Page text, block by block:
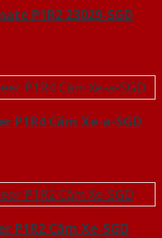
P1R2 23029-SGD
P1R4 Căm Xe-a-SGD
P1R2 Căm Xe-SGD